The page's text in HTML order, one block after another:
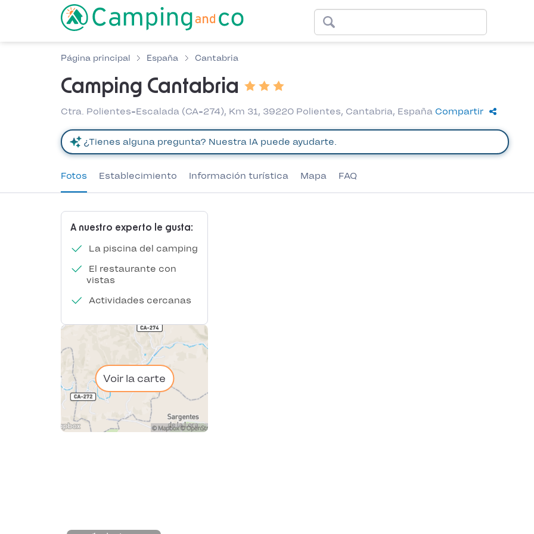
Página principal España Cantabria
Camping Cantabria
Ctra. Polientes-Escalada (CA-274), Km 31, 39220 Polientes, Cantabria, España Compartir
Fotos Establecimiento Información turística Mapa FAQ
A nuestro experto le gusta:
La piscina del camping
El restaurante con
vistas
Actividades cercanas
Voir la carte